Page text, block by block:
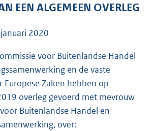
:
K
b
EEN ALGEMEEN OVERLEG
2020
voor Buitenlandse Handel
en de vaste
Europese Zaken hebben op
overleg gevoerd met mevrouw
Buitenlandse Handel en
over: